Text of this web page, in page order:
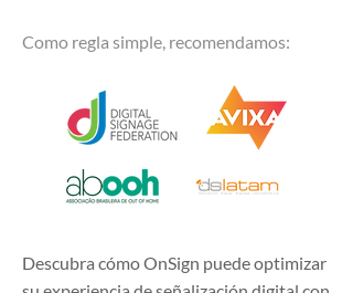
Como regla simple, recomendamos:
Descubra cómo OnSign puede optimizar